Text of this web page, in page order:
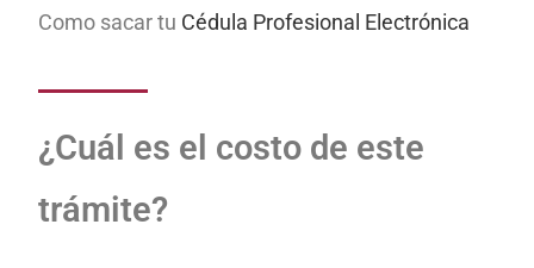
Como sacar tu Cédula Profesional Electrónica
¿Cuál es el costo de este
trámite?